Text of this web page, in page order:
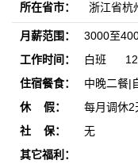
所在省市：
浙江省杭
月薪范围： 3000至
工作时间：
白班 12
住宿餐食：
中晚二餐|
休 假：
每月调休2
社 保：
无
其它福利：